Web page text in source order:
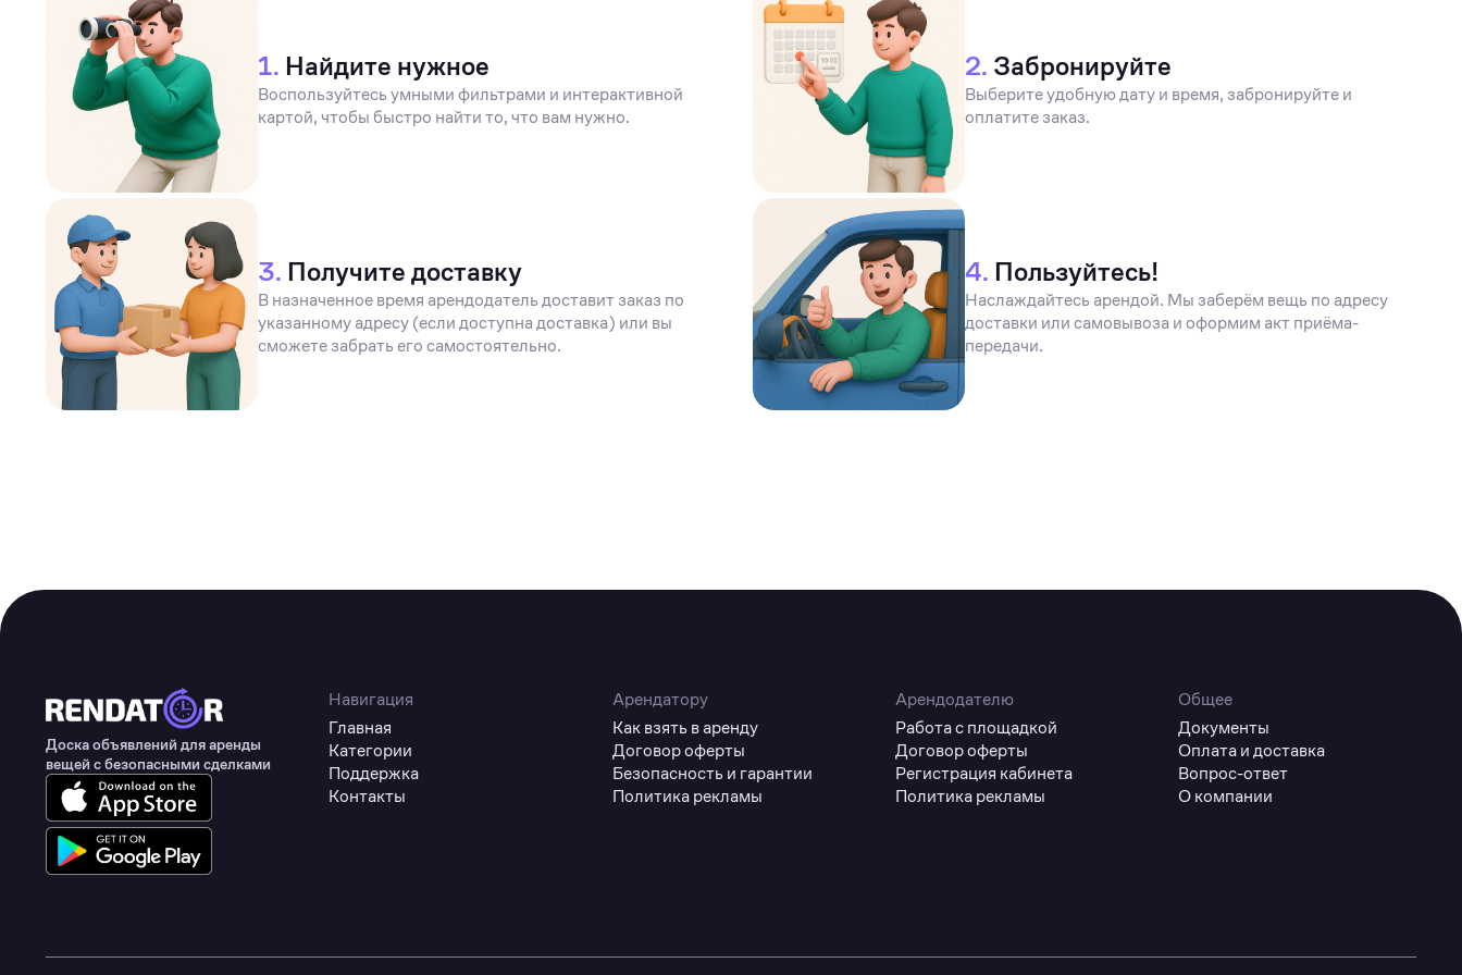
1. Найдите нужное
Воспользуйтесь умными фильтрами и интерактивной
картой, чтобы быстро найти то, что вам нужно.
2. Забронируйте
Выберите удобную дату и время, забронируйте и
оплатите заказ.
3. Получите доставку
В назначенное время арендодатель доставит заказ по
указанному адресу (если доступна доставка) или вы
сможете забрать его самостоятельно.
4. Пользуйтесь!
Наслаждайтесь арендой. Мы заберём вещь по адресу
доставки или самовывоза и оформим акт приёма-
передачи.
Доска объявлений для аренды
вещей с безопасными сделками
Навигация
Главная
Категории
Поддержка
Контакты
Арендатору
Как взять в аренду
Договор оферты
Безопасность и гарантии
Политика рекламы
Арендодателю
Работа с площадкой
Договор оферты
Регистрация кабинета
Политика рекламы
Общее
Документы
Оплата и доставка
Вопрос-ответ
О компании